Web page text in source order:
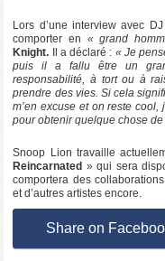
Lors d’une interview avec
comporter en « grand
Knight. Il a déclaré : « Je
puis il a fallu être un
responsabilité, à tort ou à
prendre des vies. Si cela
m’en excuse et on reste
pour obtenir quelque chose
Snoop Lion travaille
Reincarnated » qui sera
comportera des
et d’autres artistes encore.
Share on